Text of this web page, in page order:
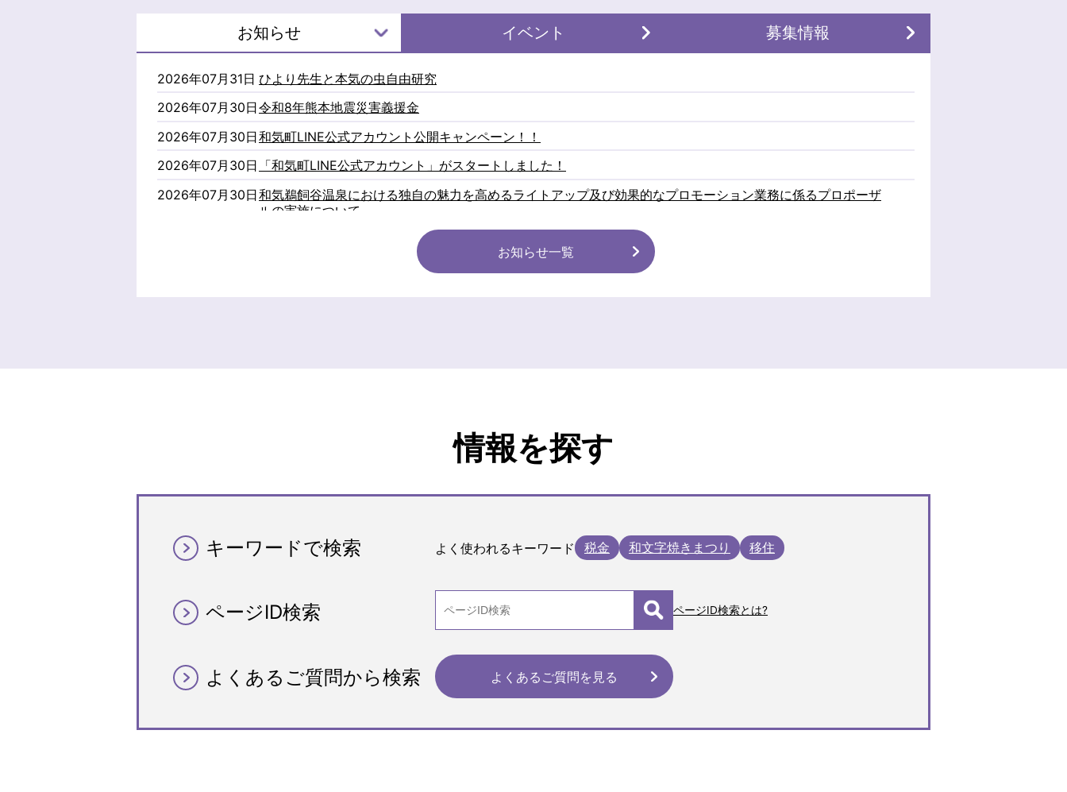
お知らせ イベント 募集情報
お
ら
せ
2026年07月31日 ひより先生と本気の虫自由研究
2026年07月30日令和8年熊本地震災害義援金
2026年07月30日和気町LINE公式アカウント公開キャンペーン！！
2026年07月30日 「和気町LINE公式アカウント」がスタートしました！
2026年07月30日和気鵜飼谷温泉における独自の魅力を高めるライトアップ及び効果的なプロモーション業務に係るプロポーザ
ルの実施について
大相撲和気場所の協賛募集について
お知らせ一覧
情報を探す
キーワードで検索 よく使われるキーワード 税金 和文字焼きまつり 移住
ページID検索 ページID検索とは?
よくあるご質問から検索 よくあるご質問を見る